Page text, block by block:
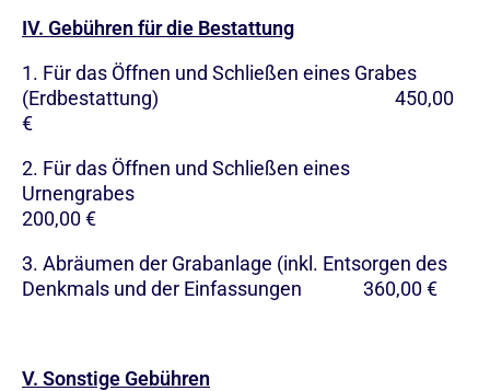
IV. Gebühren für die Bestattung
1. Für das Öffnen und Schließen eines Grabes
(Erdbestattung) 450,00
€
2. Für das Öffnen und Schließen eines
Urnengrabes
200,00 €
3. Abräumen der Grabanlage (inkl. Entsorgen des
Denkmals und der Einfassungen 360,00 €
V. Sonstige Gebühren